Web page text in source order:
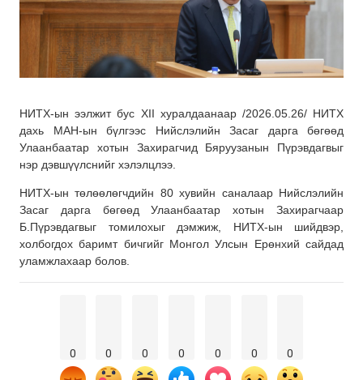
НИТХ-ын ээлжит бус XII хуралдаанаар /2026.05.26/ НИТХ
дахь МАН-ын бүлгээс Нийслэлийн Засаг дарга бөгөөд
Улаанбаатар хотын Захирагчид Бяруузанын Пүрэвдагвыг
нэр дэвшүүлснийг хэлэлцлээ.
НИТХ-ын төлөөлөгчдийн 80 хувийн саналаар Нийслэлийн
Засаг дарга бөгөөд Улаанбаатар хотын Захирагчаар
Б.Пүрэвдагвыг томилохыг дэмжиж, НИТХ-ын шийдвэр,
холбогдох баримт бичгийг Монгол Улсын Ерөнхий сайдад
уламжлахаар болов.
0 0 0 0 0 0 0